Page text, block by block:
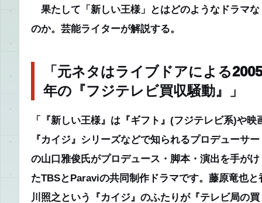
果たして「新しい王様」とはどのようなドラマな
のか。芸能ライターが解説する。
「元ネタはライブドアによる2005
年の『フジテレビ買収騒動』」
「『新しい王様』は『ギフト』(フジテレビ系)や映
『カイジ』シリーズなどで知られるプロデューサー
の山口雅俊氏がプロデュース・脚本・演出を手がけ
たTBSとParaviの共同制作ドラマです。藤原竜也と
川照之という『カイジ』のふたりが『テレビ局の買